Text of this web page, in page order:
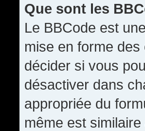
Que sont les
Le BBCode est
mise en forme des
décider si vous
désactiver dans
appropriée du
même est